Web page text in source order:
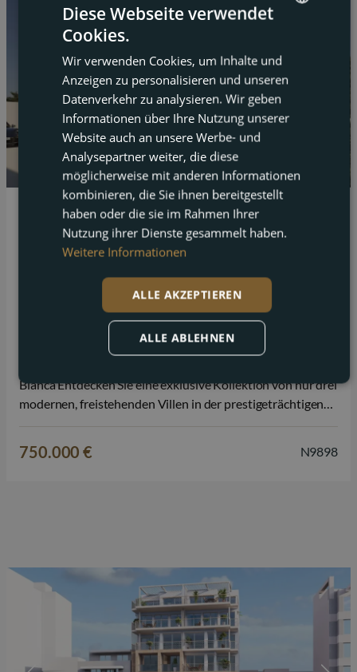
Moderne Neubau-Villen in den Polop Hills mit
privatem Pool
622 m²
Grundstück
303 m²
Gebaut
Moderne Neubau-Villen in den Polop Hills mit privatem
Blanca Entdecken Sie eine exklusive Kollektion von nur drei
modernen, freistehenden Villen in der prestigeträchtigen
Privatgrundstücken ab 625 m² bieten diese eleganten
750.000 € N9898
FRENCH
GERMAN
Diese Webseite verwendet
Cookies.
Wir verwenden Cookies, um Inhalte und
Anzeigen zu personalisieren und unseren
Datenverkehr zu analysieren. Wir geben
Informationen über Ihre Nutzung unserer
Website auch an unsere Werbe- und
Analysepartner weiter, die diese
möglicherweise mit anderen Informationen
kombinieren, die Sie ihnen bereitgestellt
haben oder die sie im Rahmen Ihrer
Nutzung ihrer Dienste gesammelt haben.
Weitere Informationen
ALLE AKZEPTIEREN
ALLE ABLEHNEN